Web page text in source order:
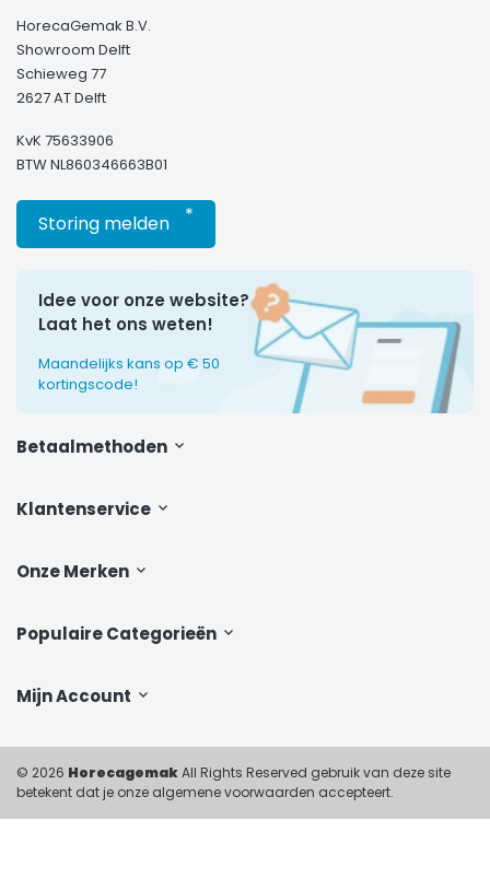
Klantenservice
Onze Merken
Populaire Categorieën
Mijn Account
HorecaGemak B.V.
Showroom Delft
Schieweg 77
2627 AT Delft
KvK 75633906
BTW NL860346663B01
Storing melden *
Idee voor onze website?
Laat het ons weten!
Maandelijks kans op € 50
kortingscode!
Betaalmethoden
© 2026 HorecagemakAll Rights Reserved gebruik van deze site
betekent dat je onze algemene voorwaarden accepteert.